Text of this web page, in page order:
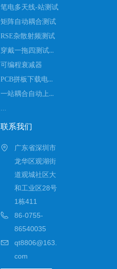
联系我们
广东省深圳市
龙华区观湖街
道观城社区大
和工业区28号
1栋411
86-0755-
86540035
qt8806@163.
com
笔电多天线-站测试
矩阵自动耦合测试
RSE杂散射频测试
穿戴一拖四测试设备
可编程衰减器
PCB拼板下载电流扫码测试
一站耦合自动上下料测试
...